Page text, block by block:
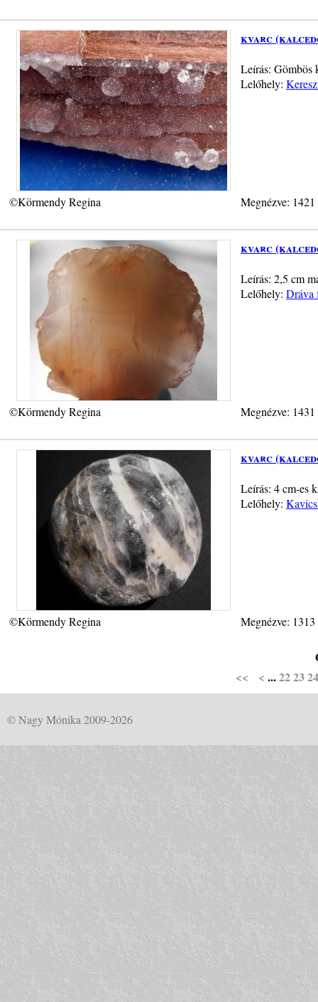
kvarc
Leírás: Gömbös
Lelőhely:
©Körmendy Regina Megnézve:
kvarc
Leírás: 2,5 cm
Lelőhely: Dráva
©Körmendy Regina Megnézve:
kvarc
Leírás: 4 cm-es
Lelőhely:
©Körmendy Regina Megnézve:
<<
< ...222324
© Nagy Mónika 2009-2026